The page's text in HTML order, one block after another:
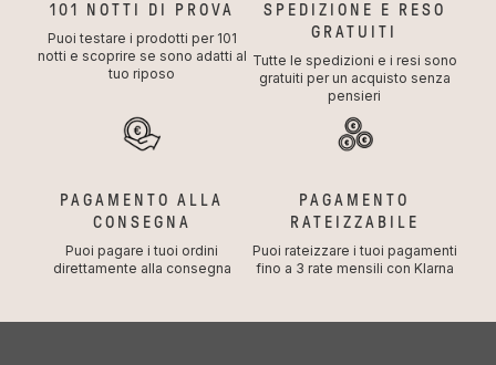
101 NOTTI DI PROVA
Puoi testare i prodotti per 101
notti e scoprire se sono adatti al
tuo riposo
SPEDIZIONE E RESO
GRATUITI
Tutte le spedizioni e i resi sono
gratuiti per un acquisto senza
pensieri
PAGAMENTO ALLA
CONSEGNA
Puoi pagare i tuoi ordini
direttamente alla consegna
PAGAMENTO
RATEIZZABILE
Puoi rateizzare i tuoi pagamenti
fino a 3 rate mensili con Klarna